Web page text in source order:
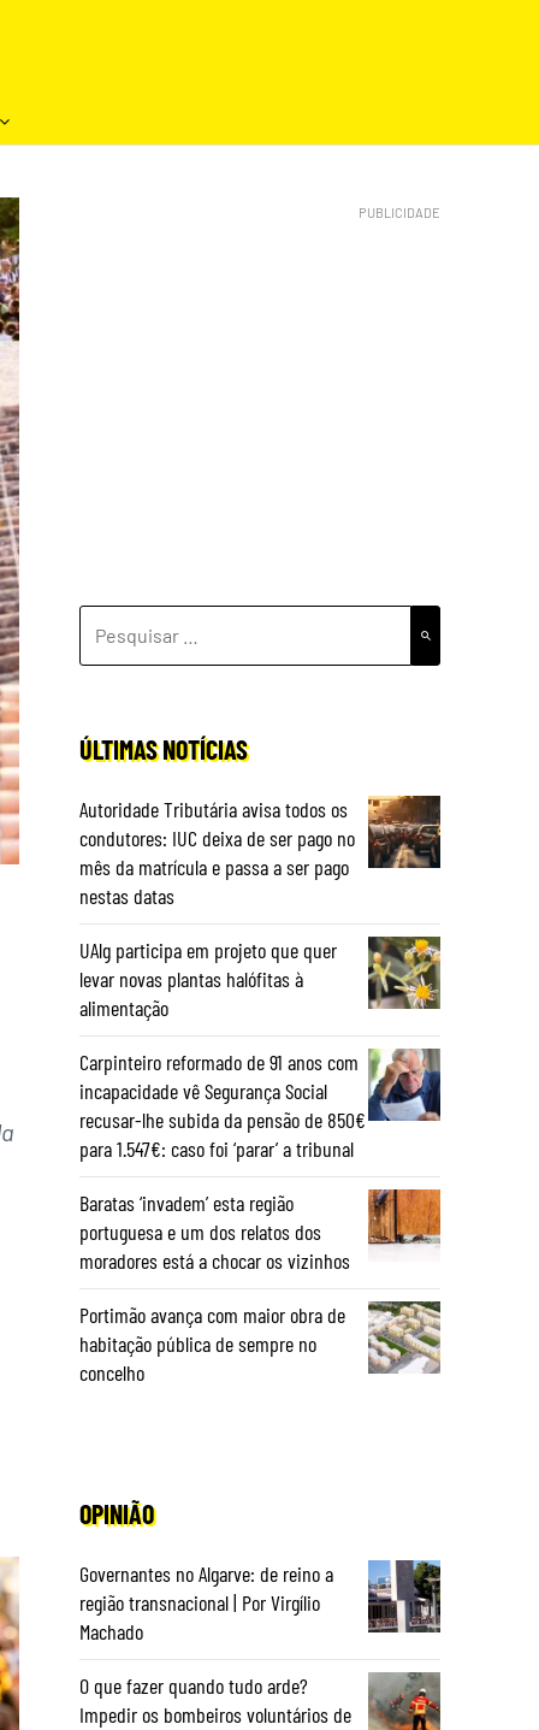
POR:
ÚLTIMAS NOTÍCIAS
Autoridade Tributária avisa todos os
condutores: IUC deixa de ser pago no
mês da matrícula e passa a ser pago
nestas datas
UAlg participa em projeto que quer
levar novas plantas halófitas à
alimentação
Carpinteiro reformado de 91 anos com
incapacidade vê Segurança Social
recusar-lhe subida da pensão de 850€
para 1.547€: caso foi ‘parar’ a tribunal
Baratas ‘invadem’ esta região
portuguesa e um dos relatos dos
moradores está a chocar os vizinhos
Portimão avança com maior obra de
habitação pública de sempre no
concelho
OPINIÃO
Governantes no Algarve: de reino a
região transnacional | Por Virgílio
Machado
O que fazer quando tudo arde?
Impedir os bombeiros voluntários de